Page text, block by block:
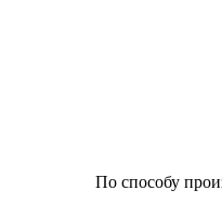
По способу